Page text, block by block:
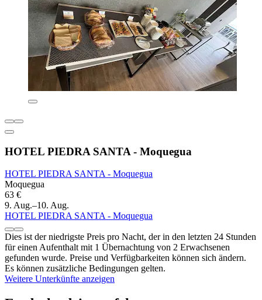
HOTEL PIEDRA SANTA - Moquegua
HOTEL PIEDRA SANTA - Moquegua
Moquegua
63 €
9. Aug.–10. Aug.
HOTEL PIEDRA SANTA - Moquegua
Dies ist der niedrigste Preis pro Nacht, der in den letzten 24 Stunden
für einen Aufenthalt mit 1 Übernachtung von 2 Erwachsenen
gefunden wurde. Preise und Verfügbarkeiten können sich ändern.
Es können zusätzliche Bedingungen gelten.
Weitere Unterkünfte anzeigen